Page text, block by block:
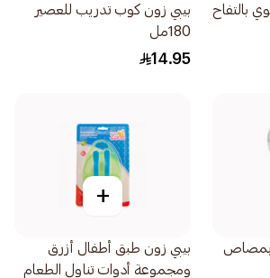
بالتفاح
بيبي زون كوب تدريب للعصير
180مل
14.95
بمصاص
+
بيبي زون طبق أطفال أزرق
ومجموعة أدوات تناول الطعام